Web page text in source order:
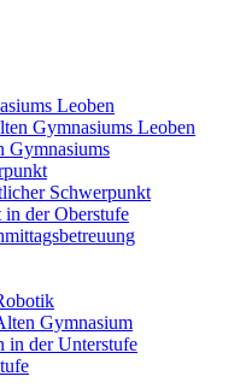
Leoben
Gymnasiums Leoben
Gymnasiums
Schwerpunkt
der Oberstufe
Gymnasium
in der Unterstufe